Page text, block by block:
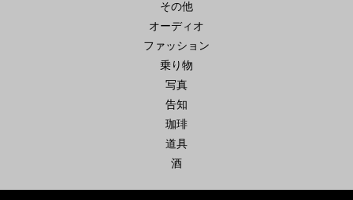
その他
オーディオ
ファッション
乗り物
写真
告知
珈琲
道具
酒